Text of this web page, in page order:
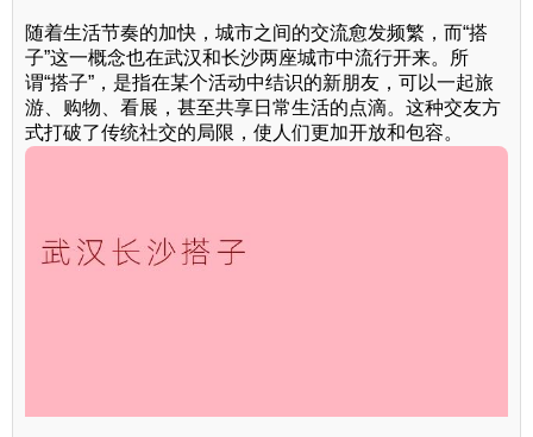
随着生活节奏的加快，城市之间的交流愈发频繁，而“搭
子”这一概念也在武汉和长沙两座城市中流行开来。所
谓“搭子”，是指在某个活动中结识的新朋友，可以一起旅
游、购物、看展，甚至共享日常生活的点滴。这种交友方
式打破了传统社交的局限，使人们更加开放和包容。